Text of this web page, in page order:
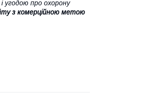
угодою про охорону
з комерційною метою